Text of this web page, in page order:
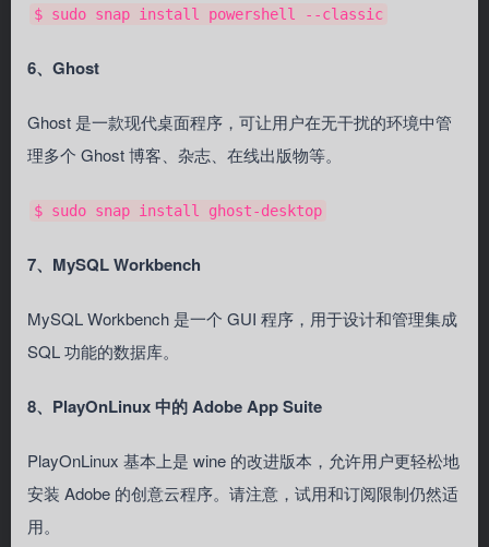
$ sudo snap install powershell --classic
6、Ghost
Ghost 是一款现代桌面程序，可让用户在无干扰的环境中管
理多个 Ghost 博客、杂志、在线出版物等。
$ sudo snap install ghost-desktop
7、MySQL Workbench
MySQL Workbench 是一个 GUI 程序，用于设计和管理集成
SQL 功能的数据库。
8、PlayOnLinux 中的 Adobe App Suite
PlayOnLinux 基本上是 wine 的改进版本，允许用户更轻松地
安装 Adobe 的创意云程序。请注意，试用和订阅限制仍然适
用。